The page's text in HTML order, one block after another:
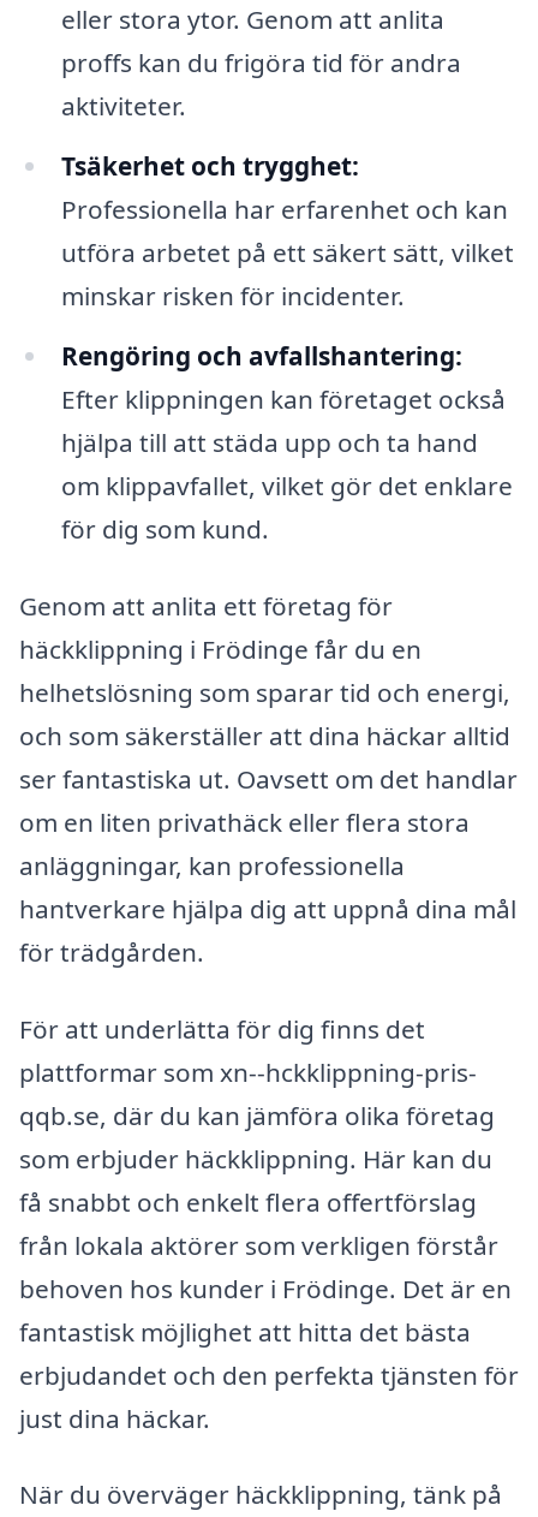
eller stora ytor. Genom att anlita
proffs kan du frigöra tid för andra
aktiviteter.
Tsäkerhet och trygghet:
Professionella har erfarenhet och kan
utföra arbetet på ett säkert sätt, vilket
minskar risken för incidenter.
Rengöring och avfallshantering:
Efter klippningen kan företaget också
hjälpa till att städa upp och ta hand
om klippavfallet, vilket gör det enklare
för dig som kund.
Genom att anlita ett företag för
häckklippning i Frödinge får du en
helhetslösning som sparar tid och energi,
och som säkerställer att dina häckar alltid
ser fantastiska ut. Oavsett om det handlar
om en liten privathäck eller flera stora
anläggningar, kan professionella
hantverkare hjälpa dig att uppnå dina mål
för trädgården.
För att underlätta för dig finns det
plattformar som xn--hckklippning-pris-
qqb.se, där du kan jämföra olika företag
som erbjuder häckklippning. Här kan du
få snabbt och enkelt flera offertförslag
från lokala aktörer som verkligen förstår
behoven hos kunder i Frödinge. Det är en
fantastisk möjlighet att hitta det bästa
erbjudandet och den perfekta tjänsten för
just dina häckar.
När du överväger häckklippning, tänk på